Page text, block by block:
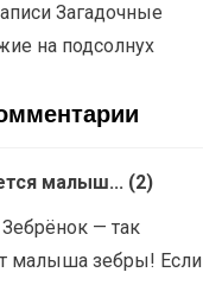
Загадочные
на подсолнух
малыш... (2)
Зебрёнок — так
малыша зебры! Если